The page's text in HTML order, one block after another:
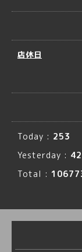
店休日
Today : 253
Yesterday :
Total :